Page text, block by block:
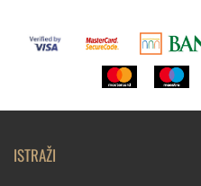
ISTRAŽI